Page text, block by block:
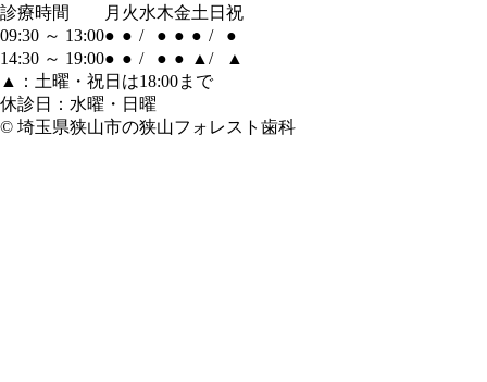
診療時間
月 火水木金土 日 祝
09:30 ～ 13:00● ● / ● ● ● /
●
14:30 ～ 19:00● ● / ● ● ▲ /
▲
▲：土曜・祝日は18:00まで
休診日：水曜・日曜
© 埼玉県狭山市の狭山フォレスト歯科